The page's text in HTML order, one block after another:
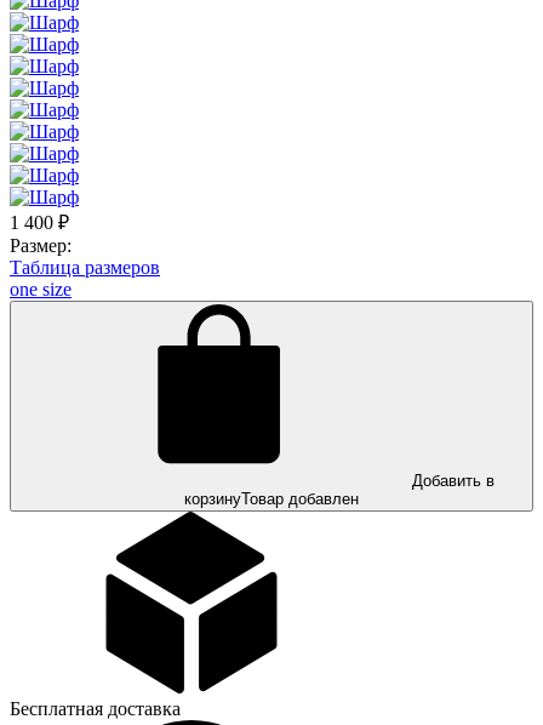
1 400 ₽
Размер:
Таблица размеров
one size
Добавить в
корзинуТовар добавлен
Бесплатная доставка